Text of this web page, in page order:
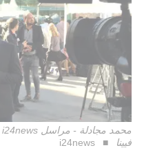
فيينا
i24news